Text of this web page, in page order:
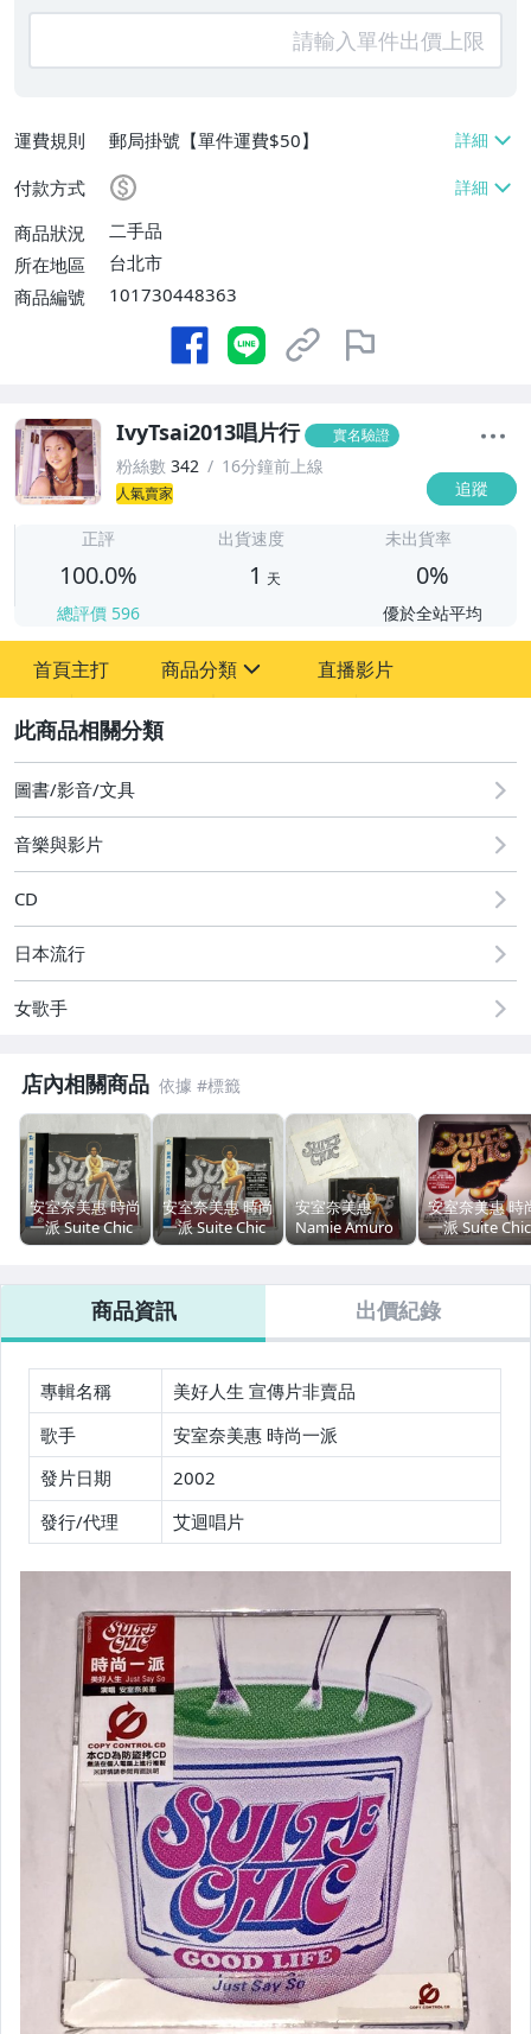
運費規則
郵局掛號【單件運費$50】
付款方式
商品狀況
二手品
所在地區
台北市
商品編號
101730448363
IvyTsai2013唱片行 實名驗證
粉絲數 342 16分鐘前上線
人氣賣家 追蹤
正評
100.0%
總評價 596
出貨速度
1 天
未出貨率
0%
優於全站平均
首頁主打 商品分類
圖書/影音/文具
成人專區
偶像、球員卡與郵幣
男性精品與服飾
手錶與飾品配件
電玩遊戲與主機
直播影片
圖書/影音/文具
音樂與影片
CD
日本流行
女歌手
店內相關商品
安室奈美惠 時尚
一派 Suite Chic
2003 時尚流行
台灣版專輯 CD /
附側標 中譯
安室奈美惠 時尚
一派 Suite Chic
2003 時尚流行
台灣版專輯 CD /
附側標 標貼 中
譯 回函卡 防拷
貝卡
安室奈美惠
Namie Amuro
時尚一派 Suite
流行寶典 / 艾迴
唱片 台灣版專輯
CD / 附歌詞 中
譯有水痕
安室奈美惠 時
一派 Suite Chic
2003 Uh Uh [
印 ] / 艾迴唱片
台灣版單曲
附側標 標貼 中
譯 防拷貝卡
商品資訊 出價紀錄
專輯名稱
美好人生 宣傳片非賣品
歌手
安室奈美惠 時尚一派
發片日期
2002
發行/代理
艾迴唱片